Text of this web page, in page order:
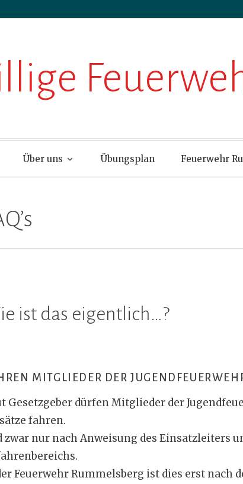
Über uns Übungsplan Feuerwehr
ist das eigentlich…?
MITGLIEDER DER
Gesetzgeber dürfen Mitglieder der
fahren.
zwar nur nach Anweisung des Einsatzleiters
Feuerwehr Rummelsberg ist dies erst nach